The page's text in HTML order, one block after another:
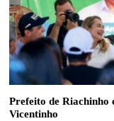
Prefeito de Riachinho
Vicentinho